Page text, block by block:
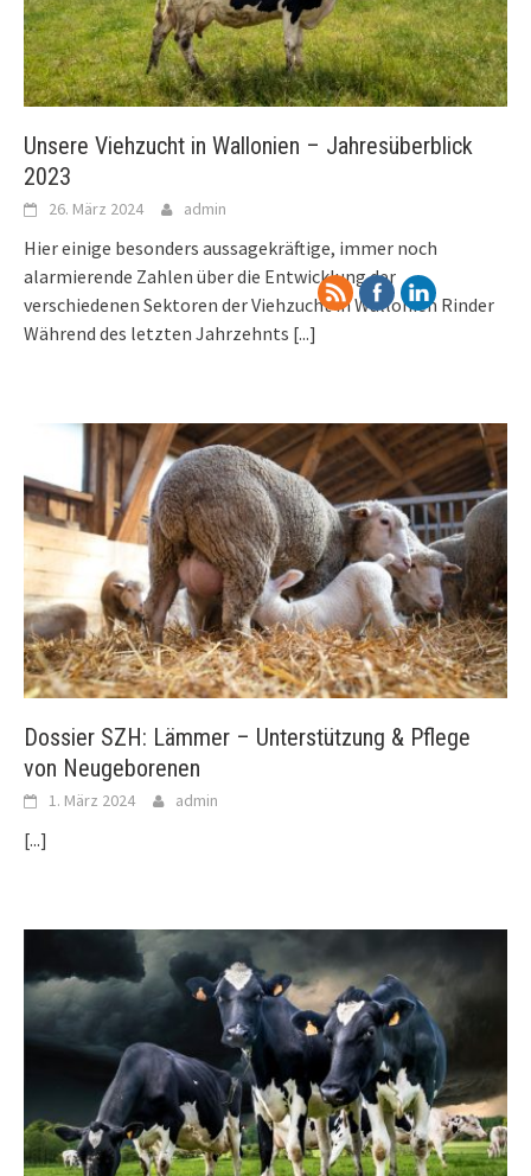
Unsere Viehzucht in Wallonien – Jahresüberblick
2023
26. März 2024 admin
Hier einige besonders aussagekräftige, immer noch
alarmierende Zahlen über die Entwicklung der
verschiedenen Sektoren der Viehzucht in Wallonien Rinder
Während des letzten Jahrzehnts [...]
Dossier SZH: Lämmer – Unterstützung & Pflege
von Neugeborenen
1. März 2024 admin
[...]